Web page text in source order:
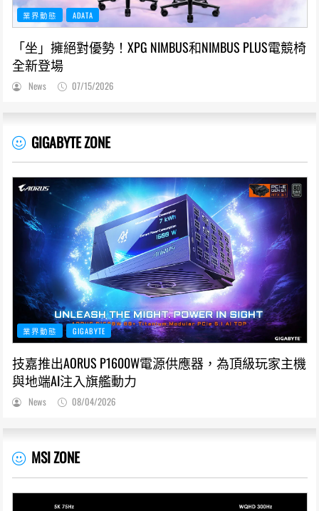
業界動態 ADATA
「坐」擁絕對優勢！XPG NIMBUS和NIMBUS PLUS電競椅
全新登場
News 07/15/2026
GIGABYTE ZONE
業界動態 GIGABYTE
技嘉推出AORUS P1600W電源供應器，為頂級玩家主機
與地端AI注入旗艦動力
News 08/04/2026
MSI ZONE